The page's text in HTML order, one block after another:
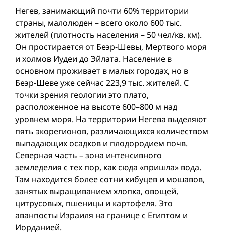
Негев, занимающий почти 60% территории
страны, малолюден – всего около 600 тыс.
жителей (плотность населения – 50 чел/кв. км).
Он простирается от Беэр-Шевы, Мертвого моря
и холмов Иудеи до Эйлата. Население в
основном проживает в малых городах, но в
Беэр-Шеве уже сейчас 223,9 тыс. жителей. С
точки зрения геологии это плато,
расположенное на высоте 600–800 м над
уровнем моря. На территории Негева выделяют
пять экорегионов, различающихся количеством
выпадающих осадков и плодородием почв.
Северная часть – зона интенсивного
земледелия с тех пор, как сюда «пришла» вода.
Там находится более сотни кибуцев и мошавов,
занятых выращиванием хлопка, овощей,
цитрусовых, пшеницы и картофеля. Это
аванпосты Израиля на границе с Египтом и
Иорданией.